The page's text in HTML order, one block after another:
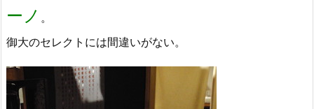
ーノ 。
御大のセレクトには間違いがない。